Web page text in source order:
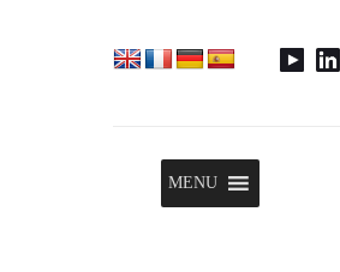
MENU